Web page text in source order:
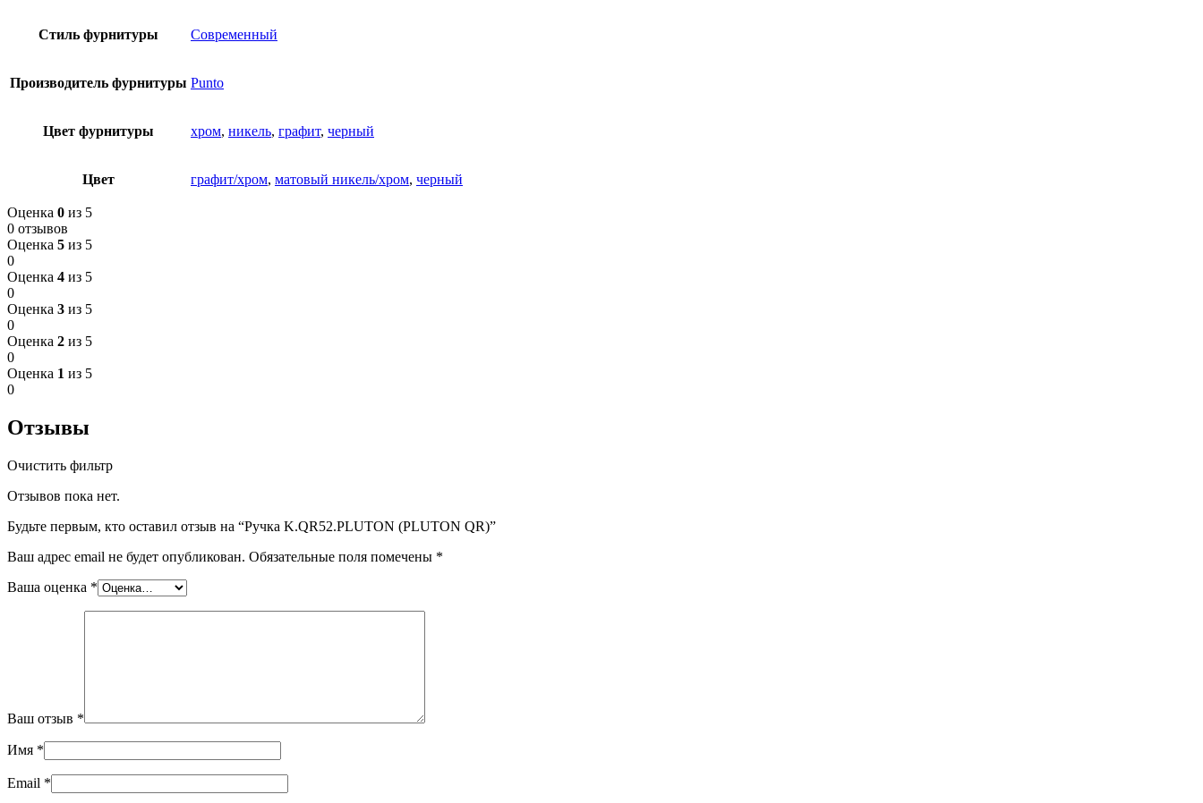
Стиль фурнитуры Современный
Производитель фурнитуры Punto
Цвет фурнитуры хром, никель, графит, черный
Цвет графит/хром, матовый никель/хром, черный
Оценка 0 из 5
0 отзывов
Оценка 5 из 5
0
Оценка 4 из 5
0
Оценка 3 из 5
0
Оценка 2 из 5
0
Оценка 1 из 5
0
Отзывы
Очистить фильтр
Отзывов пока нет.
Будьте первым, кто оставил отзыв на “Ручка K.QR52.PLUTON (PLUTON QR)”
Ваш адрес email не будет опубликован. Обязательные поля помечены *
Ваша оценка *
Ваш отзыв *
Имя *
Email *